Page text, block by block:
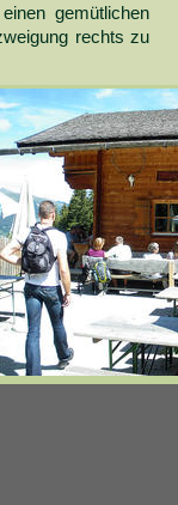
gemütlichen
rechts zu